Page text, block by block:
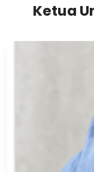
Ketua